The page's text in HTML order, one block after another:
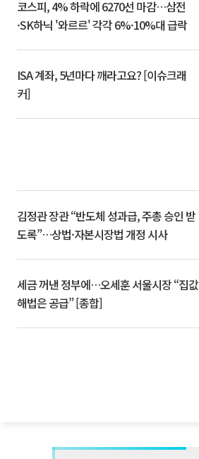
코스피, 4% 하락에 6270선 마감…삼전
·SK하닉 '와르르' 각각 6%·10%대 급락
ISA 계좌, 5년마다 깨라고요? [이슈크래
커]
김정관 장관 “반도체 성과급, 주총 승인 받
도록”…상법·자본시장법 개정 시사
세금 꺼낸 정부에…오세훈 서울시장 “집값
해법은 공급” [종합]